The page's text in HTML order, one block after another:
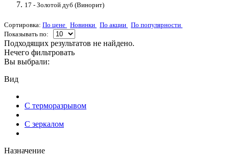
17 - Золотой дуб (Винорит)
Сортировка: По цене Новинки По акции По популярности
Показывать по:
Подходящих результатов не найдено.
Нечего фильтровать
Вы выбрали:
Вид
С терморазрывом
С зеркалом
Назначение